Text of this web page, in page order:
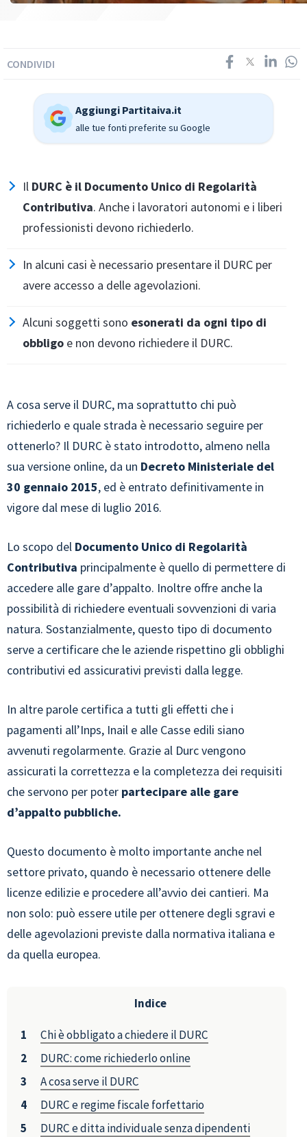
CONDIVIDI
Aggiungi Partitaiva.it
alle tue fonti preferite su Google
Il DURC è il Documento Unico di Regolarità
Contributiva. Anche i lavoratori autonomi e i liberi
professionisti devono richiederlo.
In alcuni casi è necessario presentare il DURC per
avere accesso a delle agevolazioni.
Alcuni soggetti sono esonerati da ogni tipo di
obbligo e non devono richiedere il DURC.
A cosa serve il DURC, ma soprattutto chi può
richiederlo e quale strada è necessario seguire per
ottenerlo? Il DURC è stato introdotto, almeno nella
sua versione online, da un Decreto Ministeriale del
30 gennaio 2015, ed è entrato definitivamente in
vigore dal mese di luglio 2016.
Lo scopo del Documento Unico di Regolarità
Contributiva principalmente è quello di permettere di
accedere alle gare d’appalto. Inoltre offre anche la
possibilità di richiedere eventuali sovvenzioni di varia
natura. Sostanzialmente, questo tipo di documento
serve a certificare che le aziende rispettino gli obblighi
contributivi ed assicurativi previsti dalla legge.
In altre parole certifica a tutti gli effetti che i
pagamenti all’Inps, Inail e alle Casse edili siano
avvenuti regolarmente. Grazie al Durc vengono
assicurati la correttezza e la completezza dei requisiti
che servono per poter partecipare alle gare
d’appalto pubbliche.
Questo documento è molto importante anche nel
settore privato, quando è necessario ottenere delle
licenze edilizie e procedere all’avvio dei cantieri. Ma
non solo: può essere utile per ottenere degli sgravi e
delle agevolazioni previste dalla normativa italiana e
da quella europea.
Indice
Chi è obbligato a chiedere il DURC
DURC: come richiederlo online
A cosa serve il DURC
DURC e regime fiscale forfettario
DURC e ditta individuale senza dipendenti